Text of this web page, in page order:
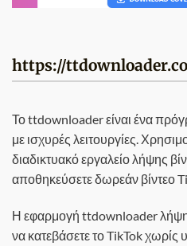
https://
Το ttdownloader είναι ένα
με ισχυρές λειτουργίες.
διαδικτυακό εργαλείο λήψης
αποθηκεύσετε δωρεάν βίντεο
Η εφαρμογή ttdownloader
να κατεβάσετε το TikTok